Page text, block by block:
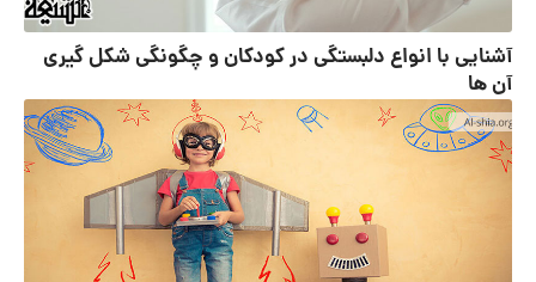
آشنایی با انواع دلبستگی در کودکان و چگونگی شکل گیری
آن ها